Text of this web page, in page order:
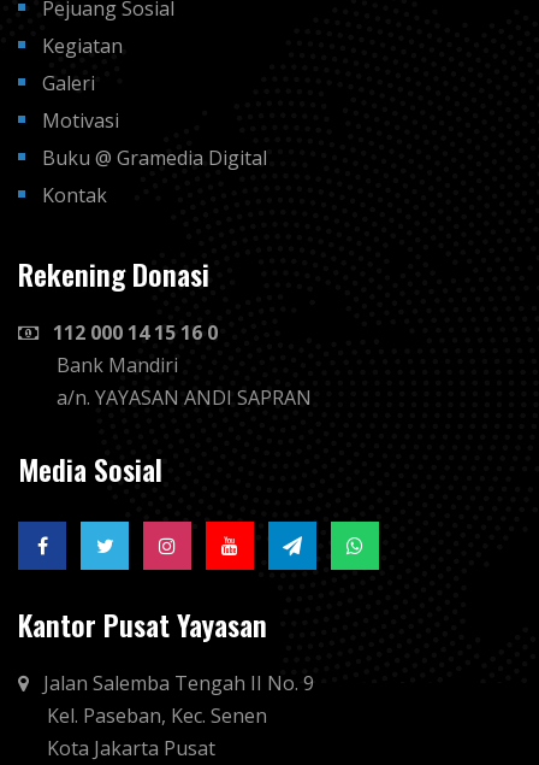
Pejuang Sosial
Kegiatan
Galeri
Motivasi
Buku @ Gramedia Digital
Kontak
Rekening Donasi
112 000 14 15 16 0
Bank Mandiri
a/n. YAYASAN ANDI SAPRAN
Media Sosial
Kantor Pusat Yayasan
Jalan Salemba Tengah II No. 9
Kel. Paseban, Kec. Senen
Kota Jakarta Pusat